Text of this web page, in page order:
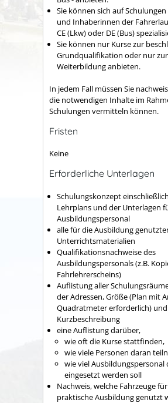
Sie können sich auf
und Inhaberinnen der
CE (Lkw) oder DE (Bus) spe
Sie können nur Kurse zur
Grundqualifikation oder nur zur
Weiterbildung anbieten.
In jedem Fall müssen Sie
die notwendigen Inhalte im
Schulungen vermitteln können.
Fristen
Keine
Erforderliche Unterlagen
Schulungskonzept
Lehrplans und der Unterlagen
Ausbildungspersonal
alle für die Ausbildung
Unterrichtsmaterialien
Qualifikationsnachweise des
Ausbildungspersonals (z.B.
Fahrlehrerscheins)
Auflistung aller
der Adressen, Größe (Plan mit
Quadratmeter erforderlich)
Kurzbeschreibung
eine Auflistung darüber,
wie oft die Kurse stattfinden,
wie viele Personen daran
wie viel Ausbildungspersonal
eingesetzt werden soll
Nachweis, welche Fahrzeuge
praktische Ausbildung genutzt